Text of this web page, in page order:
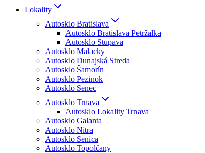
Lokality
Autosklo Bratislava
Autosklo Bratislava Petržalka
Autosklo Stupava
Autosklo Malacky
Autosklo Dunajská Streda
Autosklo Šamorín
Autosklo Pezinok
Autosklo Senec
Autosklo Trnava
Autosklo Lokality Trnava
Autosklo Galanta
Autosklo Nitra
Autosklo Senica
Autosklo Topolčany